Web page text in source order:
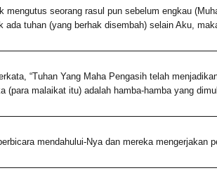
mengutus seorang rasul pun sebelum engkau
ada tuhan (yang berhak disembah) selain Aku,
“Tuhan Yang Maha Pengasih telah
(para malaikat itu) adalah hamba-hamba yang
mendahului-Nya dan mereka mengerjakan